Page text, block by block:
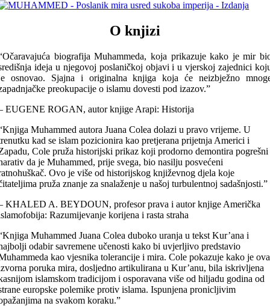
O knjizi
biografija Muhammeda, koja prikazuje kako je mir
ideja u njegovoj poslaničkoj objavi i u vjerskoj zajednici
osnovao. Sjajna i originalna knjiga koja će neizbježno
preokupacije o islamu dovesti pod izazov.”
EUGENE ROGAN, autor knjige Arapi: Historija
Muhammed autora Juana Colea dolazi u pravo vrijeme. U
kad se islam pozicionira kao pretjerana prijetnja Americi i
Cole pruža historijski prikaz koji prodorno demontira pogrešni
da je Muhammed, prije svega, bio nasilju posvećeni
Ovo je više od historijskog književnog djela koje
pruža znanje za snalaženje u našoj turbulentnoj sadašnjosti.”
KHALED A. BEYDOUN, profesor prava i autor knjige Američka
Razumijevanje korijena i rasta straha
Muhammed Juana Colea duboko uranja u tekst Kur’ana i
odabir savremene učenosti kako bi uvjerljivo predstavio
kao vjesnika tolerancije i mira. Cole pokazuje kako je ova
poruka mira, dosljedno artikulirana u Kur’anu, bila iskrivljena
islamskom tradicijom i osporavana više od hiljadu godina od
europske polemike protiv islama. Ispunjena pronicljivim
na svakom koraku.”